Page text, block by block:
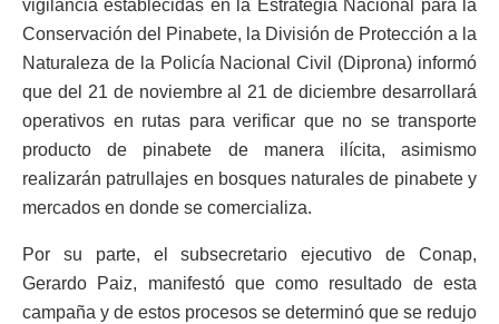
vigilancia establecidas en la Estrategia Nacional para la
Conservación del Pinabete, la División de Protección a la
Naturaleza de la Policía Nacional Civil (Diprona) informó
que del 21 de noviembre al 21 de diciembre desarrollará
operativos en rutas para verificar que no se transporte
producto de pinabete de manera ilícita, asimismo
realizarán patrullajes en bosques naturales de pinabete y
mercados en donde se comercializa.
Por su parte, el subsecretario ejecutivo de Conap,
Gerardo Paiz, manifestó que como resultado de esta
campaña y de estos procesos se determinó que se redujo